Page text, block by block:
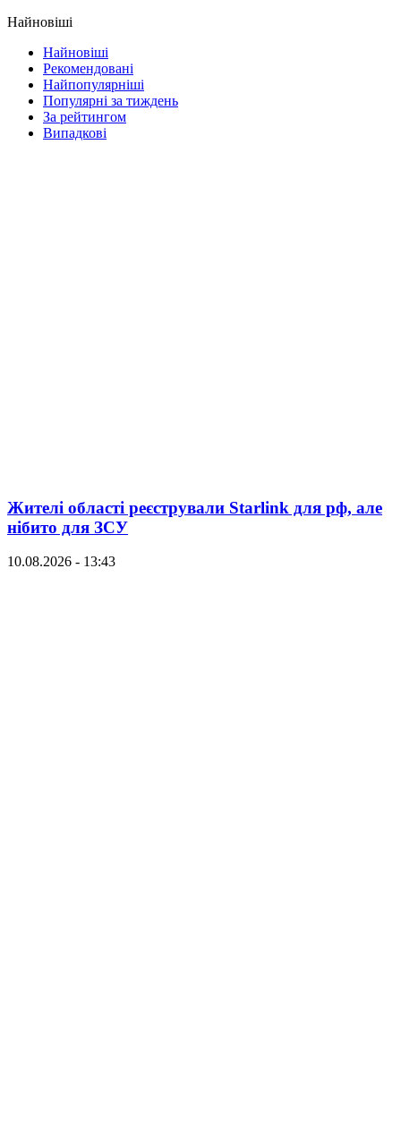
Найновіші
Найновіші
Рекомендовані
Найпопулярніші
Популярні за тиждень
За рейтингом
Випадкові
Жителі області реєстрували Starlink для рф, але
нібито для ЗСУ
10.08.2026 - 13:43